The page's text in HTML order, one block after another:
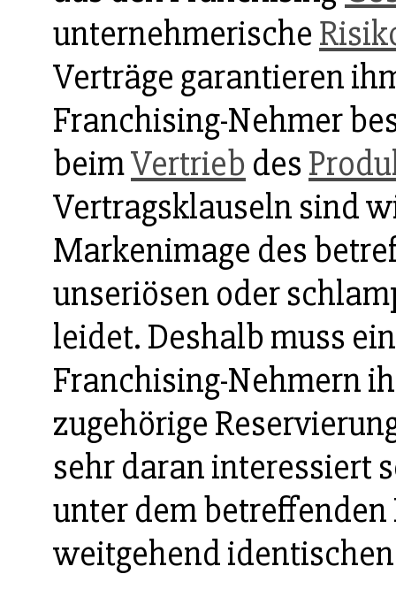
unternehmerische
Verträge garantieren
Franchising-Nehmer
beimVertrieb des
Vertragsklauseln sind
Markenimage des
unseriösen oder
leidet. Deshalb muss
Franchising-Nehmern
zugehörige
sehr daran interessiert
unter dem
weitgehend